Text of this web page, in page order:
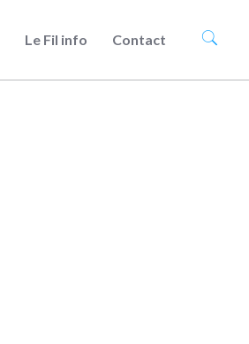
Le Fil info Contact